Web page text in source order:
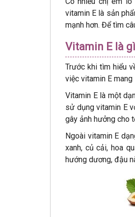
vitamin E là sản
mạnh hơn. Để tìm
Vitamin E là
Trước khi tìm hiểu
việc vitamin E
Vitamin E là một
sử dụng vitamin E
gây ảnh hưởng cho
Ngoài vitamin E
xanh, củ cải, hoa
hướng dương, đậu